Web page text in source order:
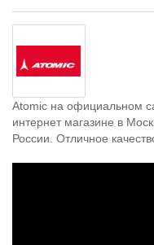
Atomic на официальном
интернет магазине в
России. Отличное